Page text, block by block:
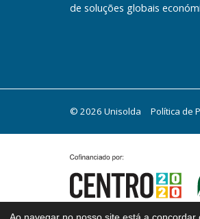
de soluções globais
© 2026 Unisolda Política de